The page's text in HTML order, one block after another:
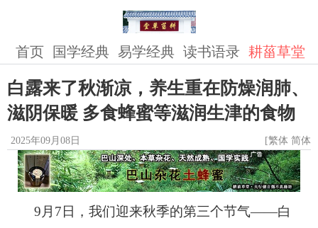
首页 国学经典 易学经典 读书语录 耕菑草堂
白露来了秋渐凉，养生重在防燥润肺、
滋阴保暖 多食蜂蜜等滋润生津的食物
2025年09月08日 [繁体 简体
9月7日，我们迎来秋季的第三个节气——白